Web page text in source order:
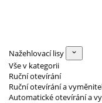
Nažehlovací lisy
Vše v kategorii
Ruční otevírání
Ruční otevírání a
Automatické otevírání a